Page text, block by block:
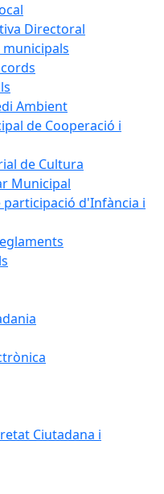
Directoral
municipals
Ambient
de Cooperació i
de Cultura
Municipal
participació d'Infància i
Ciutadana i